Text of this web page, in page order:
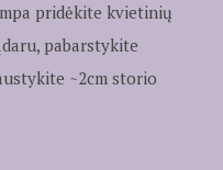
pridėkite kvietinių
pabarstykite
~2cm storio